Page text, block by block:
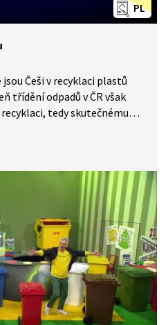
PL
Češi v recyklaci plastů
třídění odpadů v ČR však
tedy skutečnému
osudu tříděného